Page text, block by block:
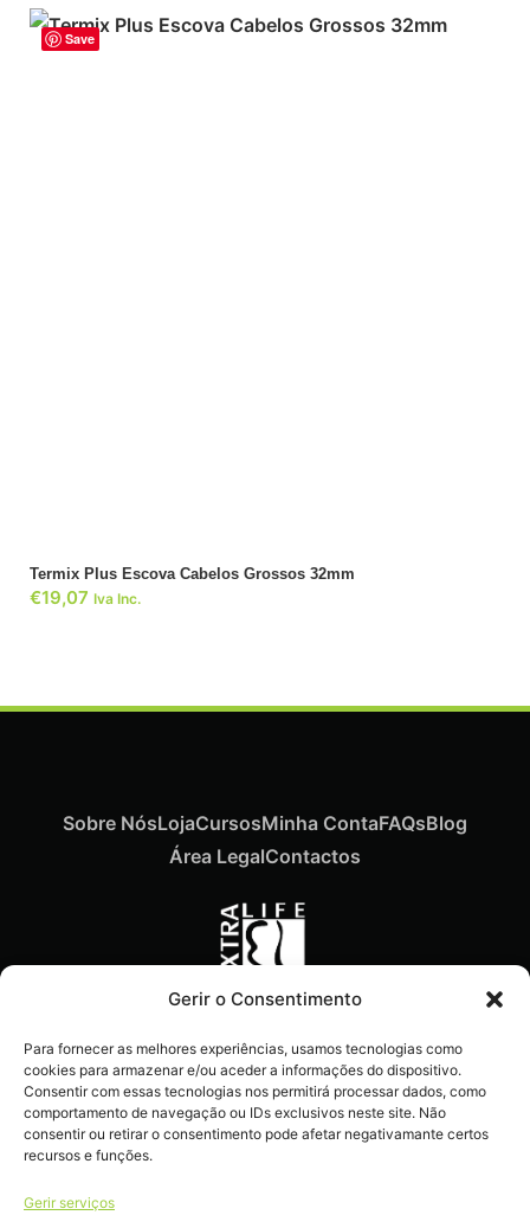
Gerir o Consentimento
Para fornecer as melhores experiências, usamos tecnologias como
cookies para armazenar e/ou aceder a informações do dispositivo.
Consentir com essas tecnologias nos permitirá processar dados, como
comportamento de navegação ou IDs exclusivos neste site. Não
consentir ou retirar o consentimento pode afetar negativamante certos
recursos e funções.
Gerir serviços
Save
Termix Plus Escova Cabelos Grossos 32mm
€19,07 Iva Inc.
novidades e dicas
imperdíveis diretamente no
teu e-mail.
Sobre NósLojaCursosMinha ContaFAQsBlog
Área LegalContactos